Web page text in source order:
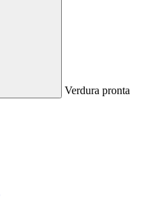
Verdura pronta